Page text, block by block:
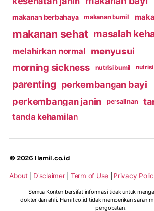
makanan berbahaya makanan bumil
makanan sehat masalah
melahirkan normal menyusui
morning sickness nutrisi bumil nutrisi
parenting perkembangan bayi
perkembangan janin
persalinan
tanda kehamilan
© 2026 Hamil.co.id
About Disclaimer| Term of Use Privacy
Semua Konten bersifat informasi tidak untuk
dokter dan ahli. Hamil.co.id tidak memberikan saran
pengobatan.